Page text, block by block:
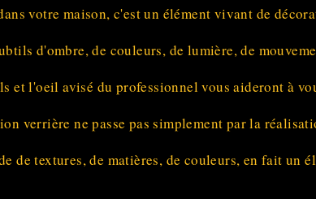
votre maison, c'est un élément vivant de
d'ombre, de couleurs, de lumière, de
et l'oeil avisé du professionnel vous aideront à
verrière ne passe pas simplement par la
de textures, de matières, de couleurs, en fait un